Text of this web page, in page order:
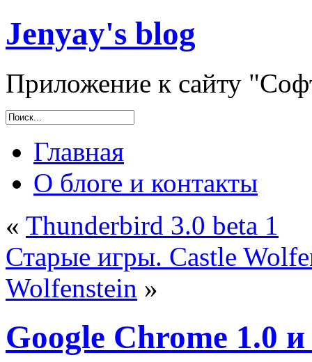
Jenyay's blog
Приложение к сайту
Главная
О блоге и контакты
« Thunderbird 3.0 beta 1
Старые игры. Castle
Wolfenstein »
Google Chrome 1.0